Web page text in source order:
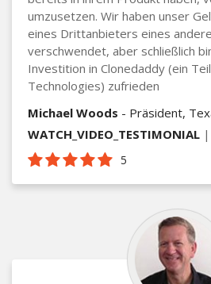
umzusetzen. Wir haben unser
eines Drittanbieters eines
verschwendet, aber schließlich
Investition in Clonedaddy (ein
Technologies) zufrieden
Michael Woods - Präsident,
WATCH_VIDEO_TESTIMONIAL |
5